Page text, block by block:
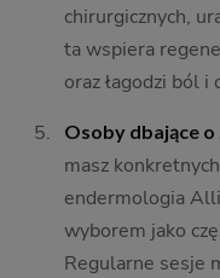
chirurgicznych,
ta wspiera
oraz łagodzi ból i
Osoby dbające
masz
endermologia
wyborem jako
Regularne sesje